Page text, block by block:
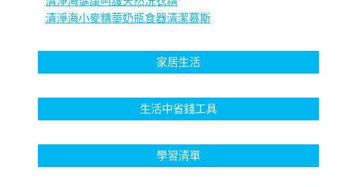
清淨海小麥精華奶瓶食器清潔慕斯
家居生活
生活中省錢工具
學習清單